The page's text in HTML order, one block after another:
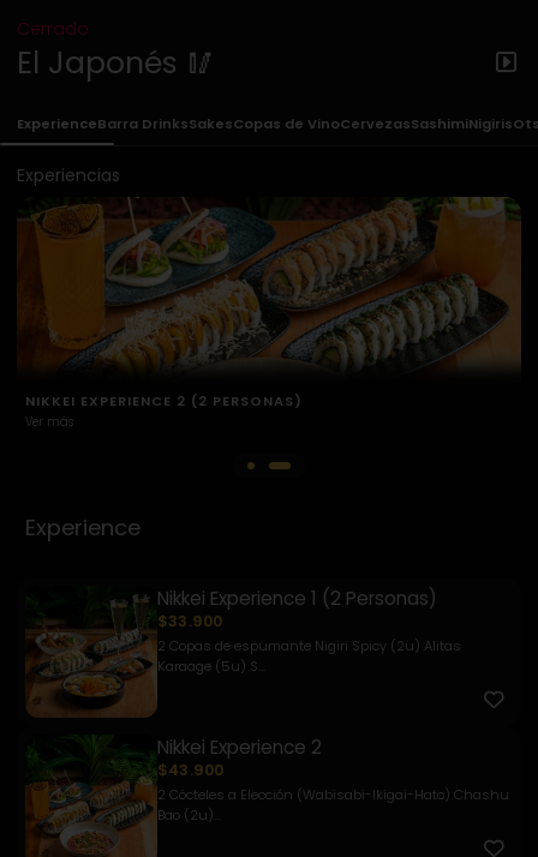
Cerrado
El Japonés 🥢
ExperienceBarra DrinksSakesCopas de VinoCervezasSashimiNigiris
Experiencias
NIKKEI EXPERIENCE 1 (2 PERSONAS)
Ver más
Experience
Nikkei Experience 1 (2 Personas)
$33.900
2 Copas de espumante Nigiri Spicy (2u) Alitas
Karaage (5u) S...
Nikkei Experience 2
$43.900
2 Cócteles a Elección (Wabisabi-Ikigai-Hato) Chashu
Bao (2u)...